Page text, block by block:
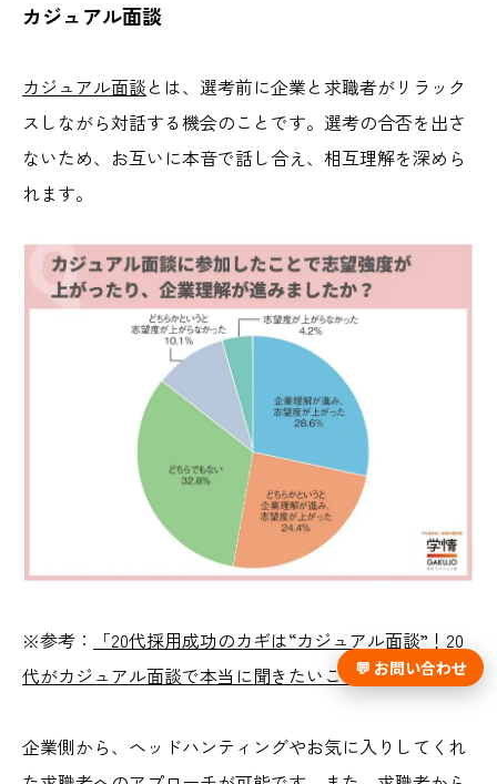
カジュアル面談
カジュアル面談とは、選考前に企業と求職者がリラック
スしながら対話する機会のことです。選考の合否を出さ
ないため、お互いに本音で話し合え、相互理解を深めら
れます。
※参考：
「20代採用成功のカギは“カジュアル面談”！20
代がカジュアル面談で本当に聞きたいこと(2025年9月)」
企業側から、ヘッドハンティングやお気に入りしてくれ
💬 お問い合わせ